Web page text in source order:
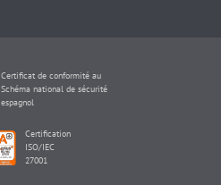
Certificat de conformité au
Schéma national de sécurité
espagnol
Certification
ISO/IEC
27001